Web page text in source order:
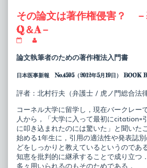
tagged
その論文は著作権侵害？ －
Q＆A－
論
文
著
権
害？
基
礎
知
識
か
ら
Q
posts
by
author
そ
論
文
は
著
作
侵
害？
－
論文執筆者のための著作権法入門書
日本医事新報 No.4595（2012年5月19日） BOOK
評者：北村行夫（弁護士 / 虎ノ門総合法
コーネル大学に留学し，現在バークレー
人から，「大学に入って最初にcitation=
に叩き込まれたのには驚いた」と聞いた
始める1年生に，引用の適法性や発表誌
どをしっかりと教えているというのであ
知恵を批判的に継承することで成り立つ
多々用いられるのもそのためである．